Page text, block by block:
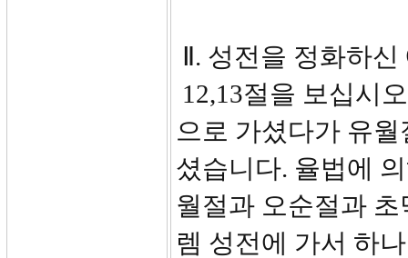
Ⅱ. 성전을 정화하
12,13절을 보십시
으로 가셨다가 유
셨습니다. 율법에
월절과 오순절과
렘 성전에 가서 하